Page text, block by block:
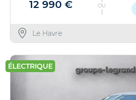
12 990 € OU
Le Havre
ÉLECTRIQUE